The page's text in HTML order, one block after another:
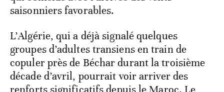
transfrontalière. En mai, les premières
bandes larvaires au sud de Guelmim
devraient donner leurs premiers ailés, et
celles plus au nord suivront dans la
deuxième quinzaine. Une fenêtre de départ
qui coïncide avec l’arrivée des vents
saisonniers favorables.